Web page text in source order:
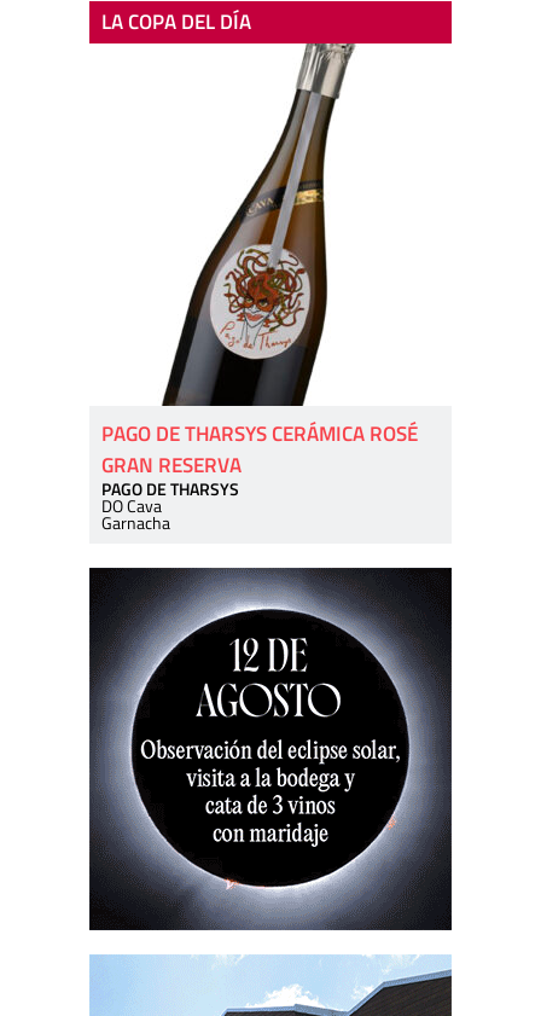
LA COPA DEL DÍA
PAGO DE THARSYS CERÁMICA ROSÉ
GRAN RESERVA
PAGO DE THARSYS
DO Cava
Garnacha